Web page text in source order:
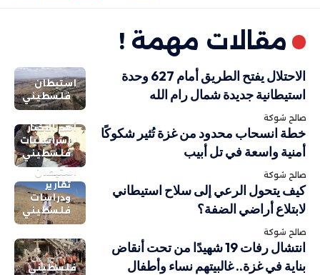
مقالات مهمة !
استيطان
فلسطيني
الاحتلال يفتح الطريق أمام 627 وحدة
استيطانية جديدة شمال رام الله
صالح شوكة
أهم الاخبار
إسرائيليات
فلسطيني
خطة انسحاب محدود من غزة تُثير شكوكًا
أمنية واسعة في تل أبيب
صالح شوكة
استيطان
تقارير
ودراسات
فلسطيني
كيف يتحول الرعي إلى سلاح استيطاني
لابتلاع أراضي الضفة؟
صالح شوكة
فلسطيني
انتشال رفات 19 شهيدًا من تحت أنقاض
بناية في غزة.. غالبيتهم نساء وأطفال